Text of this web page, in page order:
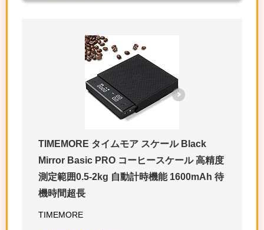
TIMEMORE タイムモア スケール Black
Mirror Basic PRO コーヒースケール 高精度
測定範囲0.5-2kg 自動計時機能 1600mAh 待
機時間超長
TIMEMORE